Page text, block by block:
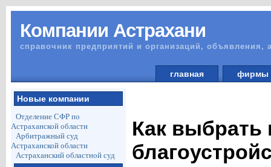
Компании Астрахани
справочник предприятий и организаций, объявления,
главная
Новые компании
Отделение СФР по
Астраханской области
Арбитражный суд
Астраханской области
Астраханский областной суд
Как выбрать